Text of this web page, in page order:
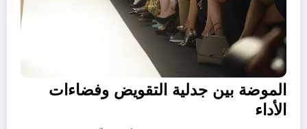
الموضة بين جدلية التقويض وفضاءات
الأداء